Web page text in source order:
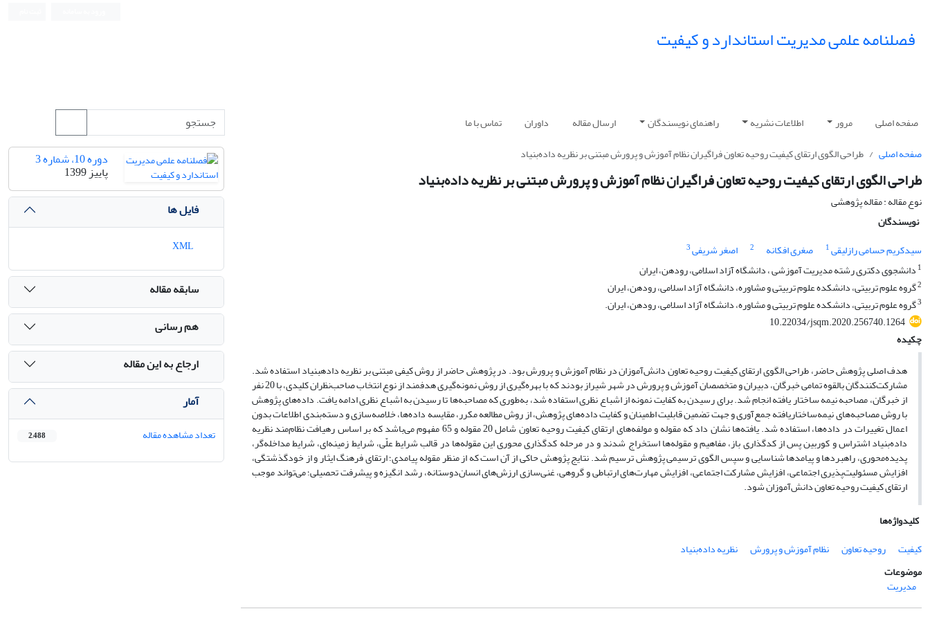
فصلنامه علمی مدیریت استاندارد و کیفیت
صفحه اصلی مرور اطلاعات نشریه راهنمای نویسندگان ارسال مقاله داوران
تماس با ما
صفحه اصلی
طراحی الگوی ارتقای کیفیت روحیه تعاون فراگیران نظام آموزش و پرورش مبتنی بر نظریه داده‌بنیاد
طراحی الگوی ارتقای کیفیت روحیه تعاون فراگیران نظام آموزش و پرورش مبتنی بر نظریه داده‌بنیاد
نوع مقاله : مقاله پژوهشی
نویسندگان
سیدکریم حسامی رازلیقی1 صغری افکانه 2 اصغر شریفی3
1 دانشجوی دکتری رشته مدیریت آموزشی ، دانشگاه آزاد اسلامی، رودهن، ایران
2گروه علوم تربیتی، دانشکده علوم تربیتی و مشاوره، دانشگاه آزاد اسلامی، رودهن، ایران
3گروه علوم تربیتی، دانشکده علوم تربیتی و مشاوره، دانشگاه آزاد اسلامی، رودهن، ایران.
10.22034/jsqm.2020.256740.1264
چکیده
هدف اصلی پژوهش حاضر، طراحی الگوی ارتقای کیفیت روحیه تعاون دانش‌آموزان در نظام آموزش و پرورش بود. در پژوهش حاضر از روش کیفی مبتنی بر نظریه‌ داده‎بنیاد استفاده شد.
مشارکت‌کنندگان بالقوه تمامی خبرگان، دبیران و متخصصان آموزش و پرورش در شهر شیراز بودند که با بهره‌گیری از روش نمونه‌گیری هدفمند از نوع انتخاب صاحب‌نظران کلیدی، با 20 نفر
از خبرگان، مصاحبه نیمه ساختار یافته انجام شد. برای رسیدن به کفایت نمونه از اشباع نظری استفاده شد، به‌طوری که مصاحبه‌ها تا رسیدن به اشباع نظری ادامه یافت. داده‌های پژوهش
با روش مصاحبه‌های نیمه‌ساختاریافته جمع‌آوری و جهت تضمین قابلیت اطمینان و کفایت داده‌های پژوهش، از روش مطالعه مکرر، مقایسه داده‌ها، خلاصه‌سازی و دسته‌بندی اطلاعات بدون
اعمال تغییرات در داده‌ها، استفاده شد. یافته‌ها نشان داد که مقوله و مولفه‌های ارتقای کیفیت روحیه تعاون شامل 20 مقوله و 65 مفهوم می‌باشد که بر اساس رهیافت نظام‌مند نظریه‌
داده‌بنیاد اشتراس و کوربین پس از کدگذاری باز، مفاهیم و مقوله‌ها استخراج شدند و در مرحله کدگذاری محوری این مقوله‌ها در قالب شرایط علّی، شرایط زمینه‌ای، شرایط مداخله‌گر،
پدیده‌محوری، راهبردها و پیامدها شناسایی و سپس الگوی ترسیمی پژوهش ترسیم شد. نتایج پژوهش حاکی از آن است که از منظر مقوله‌ پیامدی؛ ارتقای فرهنگ ایثار و از خودگذشتگی،
افزایش مسئولیت‌پذیری اجتماعی، افزایش مشارکت اجتماعی، افزایش مهارت‌های ارتباطی و گروهی، غنی‌سازی ارزش‌های انسان‌دوستانه، رشد انگیزه و پیشرفت تحصیلی؛ می‌تواند موجب
ارتقای کیفیت روحیه تعاون دانش‌آموزان شود.
کلیدواژه‌ها
کیفیت
روحیه تعاون نظام آموزش و پرورش
نظریه داده‌بنیاد
موضوعات
مدیریت
دوره 10، شماره 3
پاییز 1399
فایل ها
سابقه مقاله
هم رسانی
ارجاع به این مقاله
آمار
تعداد مشاهده مقاله 2,488